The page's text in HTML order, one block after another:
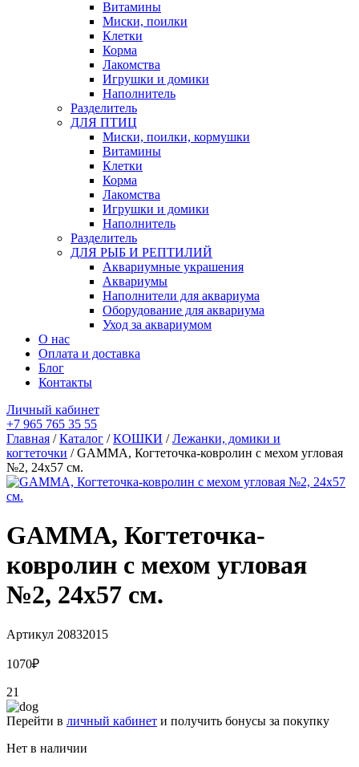
Витамины
Миски, поилки
Клетки
Корма
Лакомства
Игрушки и домики
Наполнитель
Разделитель
ДЛЯ ПТИЦ
Миски, поилки, кормушки
Витамины
Клетки
Корма
Лакомства
Игрушки и домики
Наполнитель
Разделитель
ДЛЯ РЫБ И РЕПТИЛИЙ
Аквариумные украшения
Аквариумы
Наполнители для аквариума
Оборудование для аквариума
Уход за аквариумом
О нас
Оплата и доставка
Блог
Контакты
Личный кабинет
+7 965 765 35 55
Главная /Каталог /КОШКИ /Лежанки, домики и
когтеточки / GAMMA, Когтеточка-ковролин с мехом угловая
№2, 24х57 см.
GAMMA, Когтеточка-
ковролин с мехом угловая
№2, 24х57 см.
Артикул 20832015
1070₽
21
Перейти в личный кабинет и получить бонусы за покупку
Нет в наличии